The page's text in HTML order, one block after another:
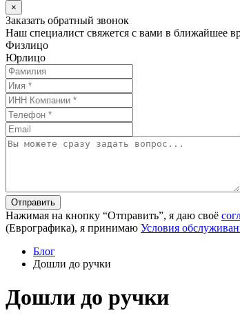
×
Заказать обратный звонок
Наш специалист свяжется с вами в ближайшее
Физлицо
Юрлицо
Отправить
Нажимая на кнопку “Отправить”, я даю своё
(Еврографика), я принимаю Условия
Блог
Дошли до ручки
Дошли до ручки